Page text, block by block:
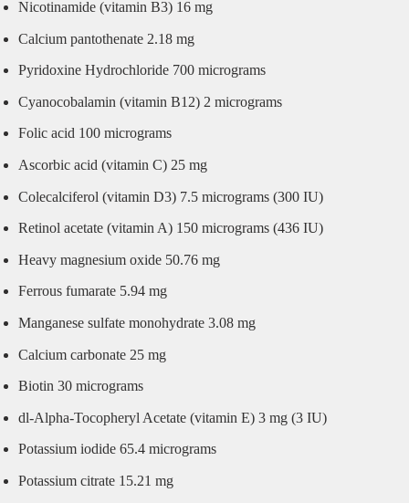
Nicotinamide (vitamin B3) 16 mg
Calcium pantothenate 2.18 mg
Pyridoxine Hydrochloride 700 micrograms
Cyanocobalamin (vitamin B12) 2 micrograms
Folic acid 100 micrograms
Ascorbic acid (vitamin C) 25 mg
Colecalciferol (vitamin D3) 7.5 micrograms (300 IU)
Retinol acetate (vitamin A) 150 micrograms (436 IU)
Heavy magnesium oxide 50.76 mg
Ferrous fumarate 5.94 mg
Manganese sulfate monohydrate 3.08 mg
Calcium carbonate 25 mg
Biotin 30 micrograms
dl-Alpha-Tocopheryl Acetate (vitamin E) 3 mg (3 IU)
Potassium iodide 65.4 micrograms
Potassium citrate 15.21 mg